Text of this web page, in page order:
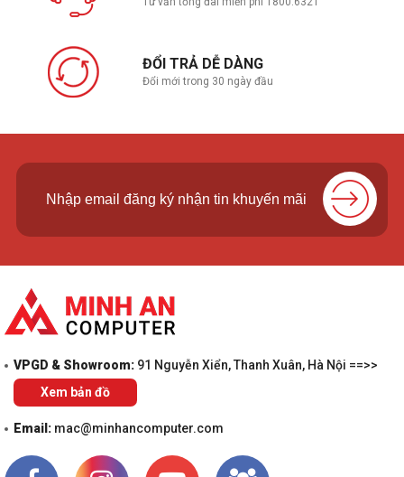
ĐỔI TRẢ DỄ DÀNG
Đổi mới trong 30 ngày đầu
VPGD & Showroom: 91 Nguyễn Xiển, Thanh Xuân, Hà Nội ==>>
Xem bản đồ
Email: mac@minhancomputer.com